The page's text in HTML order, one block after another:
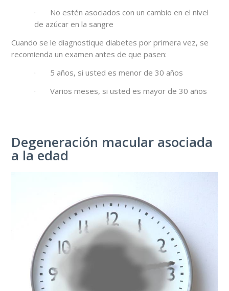
· No estén asociados con un cambio en el nivel
de azúcar en la sangre
Cuando se le diagnostique diabetes por primera vez, se
recomienda un examen antes de que pasen:
· 5 años, si usted es menor de 30 años
· Varios meses, si usted es mayor de 30 años
Degeneración macular asociada
a la edad